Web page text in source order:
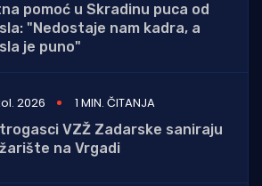
pomoć u Skradinu puca od
"Nedostaje nam kadra, a
je puno"
2026
1 MIN. ČITANJA
VZŽ Zadarske saniraju
na Vrgadi